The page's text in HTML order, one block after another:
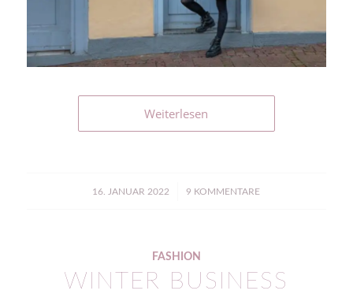
Weiterlesen
16. JANUAR 2022
/ 9 KOMMENTARE
FASHION
WINTER BUSINESS